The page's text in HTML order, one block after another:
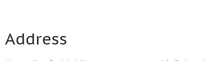
Address